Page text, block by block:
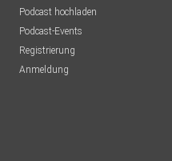
Podcast hochladen
Podcast-Events
Registrierung
Anmeldung